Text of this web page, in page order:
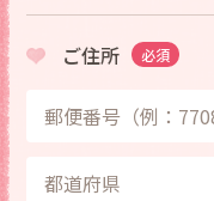
ご住所 必須